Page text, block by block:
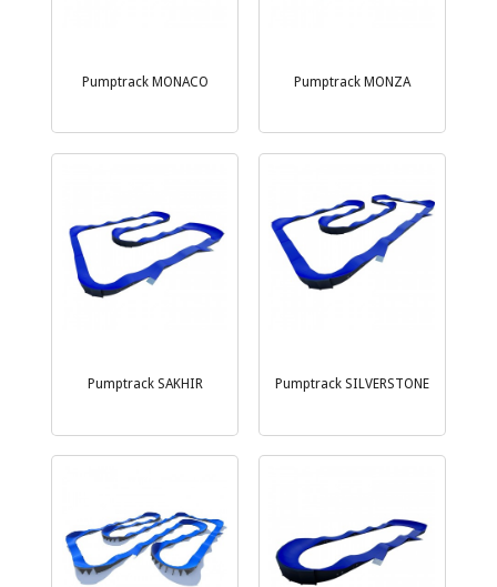
Pumptrack MONACO Pumptrack MONZA
Pumptrack SAKHIR Pumptrack SILVERSTONE